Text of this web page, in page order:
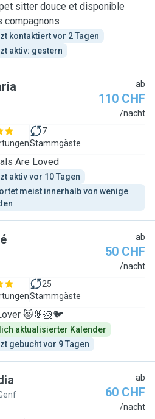
sitter douce et disponible
compagnons
kontaktiert vor 2 Tagen
aktiv: gestern
ab
110 CHF
/nacht
7
Stammgäste
Are Loved
aktiv vor 10 Tagen
meist innerhalb von wenige
ab
50 CHF
/nacht
25
Stammgäste
😻🐰🐹🐦
aktualisierter Kalender
gebucht vor 9 Tagen
ab
60 CHF
/nacht